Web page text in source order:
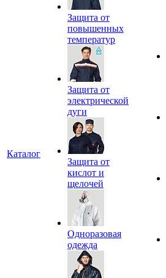
Каталог
Защита от
повышенных
температур
Защита от
электрической
дуги
Защита от
кислот и
щелочей
Одноразовая
одежда